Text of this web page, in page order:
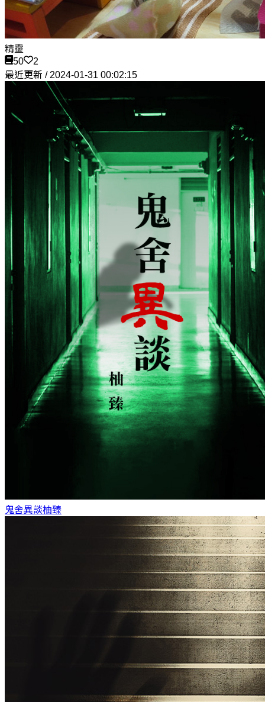
精靈
50
2
最近更新 / 2024-01-31 00:02:15
鬼舍異談柚臻